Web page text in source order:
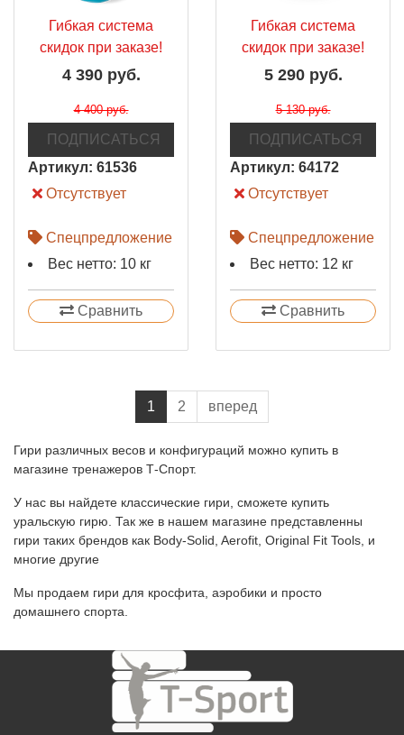
Гибкая система
скидок при заказе!
4 390 руб.
4 400 руб.
ПОДПИСАТЬСЯ
Артикул: 61536
Отсутствует
Спецпредложение
Вес нетто: 10 кг
Сравнить
Гибкая система
скидок при заказе!
5 290 руб.
5 130 руб.
ПОДПИСАТЬСЯ
Артикул: 64172
Отсутствует
Спецпредложение
Вес нетто: 12 кг
Сравнить
1 2 вперед
Гири различных весов и конфигураций можно купить в
магазине тренажеров Т-Спорт.
У нас вы найдете классические гири, сможете купить
уральскую гирю. Так же в нашем магазине представленны
гири таких брендов как Body-Solid, Aerofit, Original Fit Tools, и
многие другие
Мы продаем гири для кросфита, аэробики и просто
домашнего спорта.